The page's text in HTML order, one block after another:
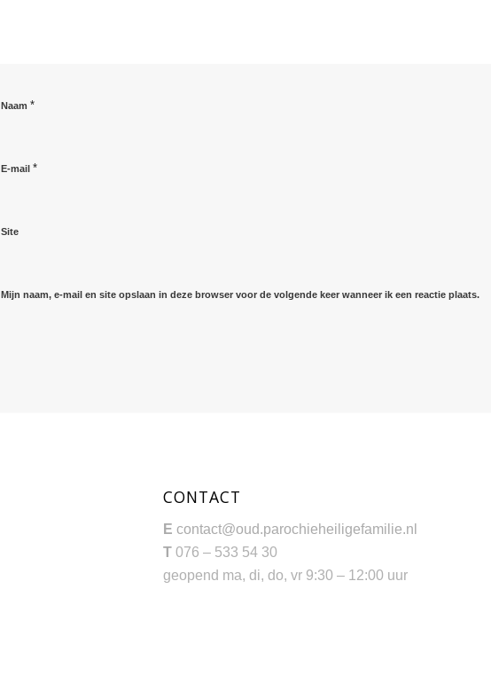
Naam *
E-mail *
Site
Mijn naam, e-mail en site opslaan in deze browser voor de volgende keer wanneer ik een reactie plaats.
CONTACT
E contact@oud.parochieheiligefamilie.nl
T076 – 533 54 30
geopend ma, di, do, vr 9:30 – 12:00 uur